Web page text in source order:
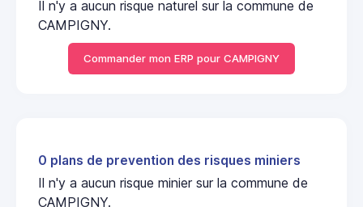
Il n'y a aucun risque naturel sur la commune de
CAMPIGNY.
Commander mon ERP pour CAMPIGNY
0 plans de prevention des risques miniers
Il n'y a aucun risque minier sur la commune de
CAMPIGNY.